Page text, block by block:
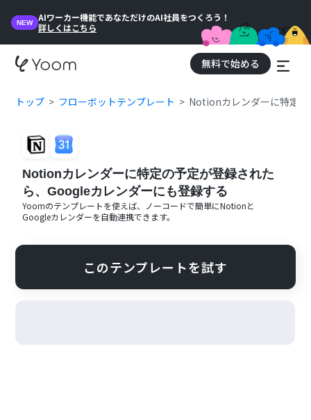
NEW
AIワーカー機能であなただけのAI社員をつくろう！
詳しくはこちら
無料で始める
トップ フローボットテンプレート Notionカレンダーに特定
Notionカレンダーに特定の予定が登録された
ら、Googleカレンダーにも登録する
Yoomのテンプレートを使えば、ノーコードで簡単にNotionと
Googleカレンダーを自動連携できます。
このテンプレートを試す